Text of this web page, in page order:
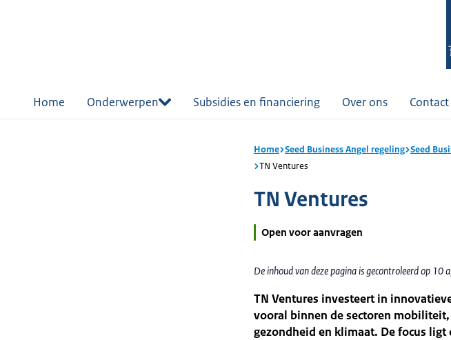
Home Onderwerpen Subsidies en financiering Over ons Contact
Home Seed Business Angel regeling Seed
TN Ventures
TN Ventures
Open voor aanvragen
De inhoud van deze pagina is gecontroleerd op 10
TN Ventures investeert in
vooral binnen de sectoren
gezondheid en klimaat. De focus